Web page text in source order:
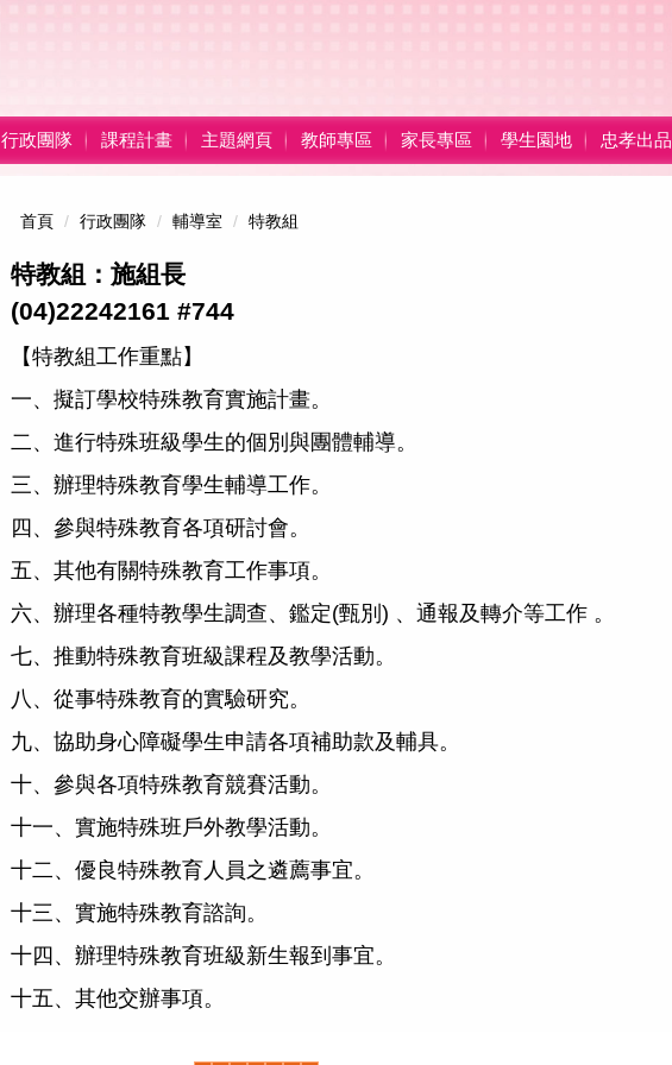
行政團隊 課程計畫 主題網頁 教師專區 家長專區 學生園地 忠孝出品
首頁 行政團隊 輔導室 特教組
特教組：施組長
(04)22242161 #744
【特教組工作重點】
一、擬訂學校特殊教育實施計畫。
二、進行特殊班級學生的個別與團體輔導。
三、辦理特殊教育學生輔導工作。
四、參與特殊教育各項研討會。
五、其他有關特殊教育工作事項。
六、辦理各種特教學生調查、鑑定(甄別) 、通報及轉介等工作 。
七、推動特殊教育班級課程及教學活動。
八、從事特殊教育的實驗研究。
九、協助身心障礙學生申請各項補助款及輔具。
十、參與各項特殊教育競賽活動。
十一、實施特殊班戶外教學活動。
十二、優良特殊教育人員之遴薦事宜。
十三、實施特殊教育諮詢。
十四、辦理特殊教育班級新生報到事宜。
十五、其他交辦事項。